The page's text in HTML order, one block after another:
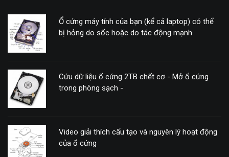
Ổ cứng máy tính của bạn (kể cả laptop) có thể
bị hỏng do sốc hoặc do tác động mạnh
Cứu dữ liệu ổ cứng 2TB chết cơ - Mở ổ cứng
trong phòng sạch -
Video giải thích cấu tạo và nguyên lý hoạt động
của ổ cứng